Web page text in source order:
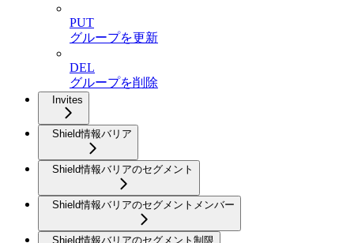
PUT
グループを更新
DEL
グループを削除
Invites
Shield情報バリア
Shield情報バリアのセグメント
Shield情報バリアのセグメントメンバー
Shield情報バリアのセグメント制限